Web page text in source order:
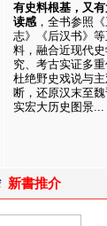
有史料根基，又有
读感 ，全书参照
志》《后汉书》等
料，融合近现代
究、考古实证多重
杜绝野史戏说与
断，还原汉末至
实宏大历史图景...
新書推介